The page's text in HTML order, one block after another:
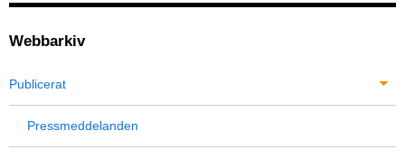
Webbarkiv
Publicerat
Pressmeddelanden